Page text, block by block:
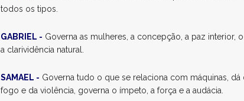
todos os tipos.
GABRIEL - Governa as mulheres, a concepção, a paz interior,
a clarividência natural.
SAMAEL - Governa tudo o que se relaciona com máquinas,
fogo e da violência, governa o ímpeto, a força e a audácia.